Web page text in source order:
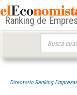
Ranking de
Directorio Ranking Empresas